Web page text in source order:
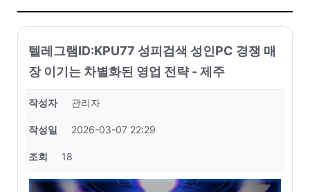
텔레그램ID:KPU77 성피검색 성인PC 경쟁 매
장 이기는 차별화된 영업 전략 - 제주
작성자 관리자
작성일 2026-03-07 22:29
조회 18